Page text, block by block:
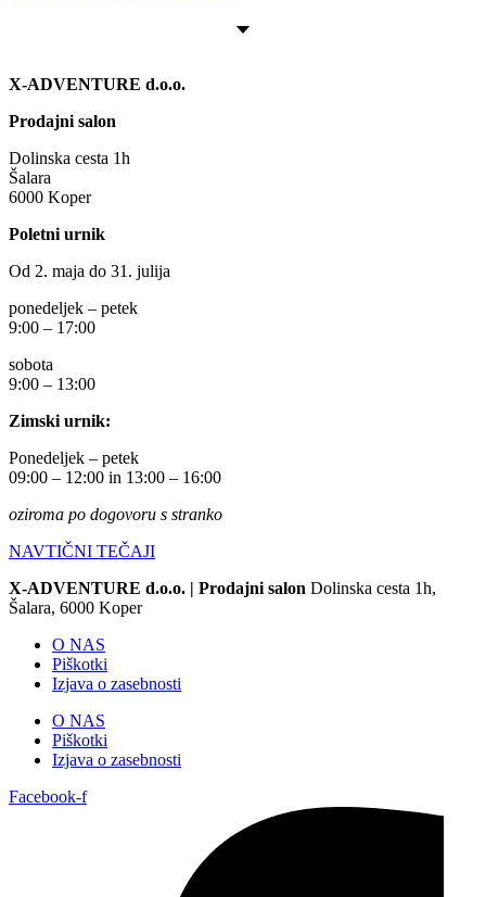
X-ADVENTURE d.o.o.
Prodajni salon
Dolinska cesta 1h
Šalara
6000 Koper
Poletni urnik
Od 2. maja do 31. julija
ponedeljek – petek
9:00 – 17:00
sobota
9:00 – 13:00
Zimski urnik:
Ponedeljek – petek
09:00 – 12:00 in 13:00 – 16:00
oziroma po dogovoru s stranko
NAVTIČNI TEČAJI
X-ADVENTURE d.o.o. | Prodajni salon Dolinska cesta 1h,
Šalara, 6000 Koper
O NAS
Piškotki
Izjava o zasebnosti
O NAS
Piškotki
Izjava o zasebnosti
Facebook-f